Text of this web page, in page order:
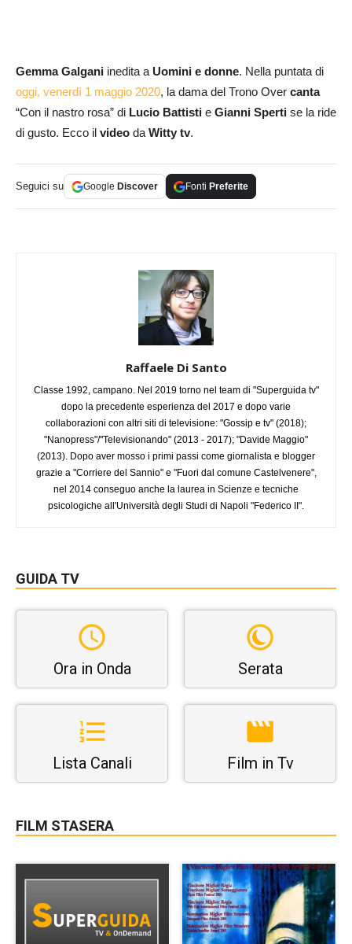
Gemma Galgani inedita a Uomini e donne. Nella puntata di
oggi, venerdì 1 maggio 2020, la dama del Trono Over canta
“Con il nastro rosa” di Lucio Battisti e Gianni Sperti se la ride
di gusto. Ecco il video daWitty tv.
Seguici su Google Discover Fonti Preferite
Raffaele Di Santo
Classe 1992, campano. Nel 2019 torno nel team di "Superguida tv"
dopo la precedente esperienza del 2017 e dopo varie
collaborazioni con altri siti di televisione: "Gossip e tv" (2018);
"Nanopress"/"Televisionando" (2013 - 2017); "Davide Maggio"
(2013). Dopo aver mosso i primi passi come giornalista e blogger
grazie a "Corriere del Sannio" e "Fuori dal comune Castelvenere",
nel 2014 conseguo anche la laurea in Scienze e tecniche
psicologiche all'Università degli Studi di Napoli "Federico II".
GUIDA TV
Ora in Onda Serata
Lista Canali Film in Tv
FILM STASERA